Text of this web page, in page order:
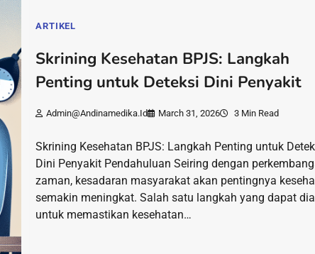
ARTIKEL
Skrining Kesehatan BPJS: Langkah
Penting untuk Deteksi Dini Penyakit
Admin@andinamedika.id March 31, 2026 3 Min Read
Skrining Kesehatan BPJS: Langkah Penting untuk
Dini Penyakit Pendahuluan Seiring dengan
zaman, kesadaran masyarakat akan pentingnya
semakin meningkat. Salah satu langkah yang dapat
untuk memastikan kesehatan…